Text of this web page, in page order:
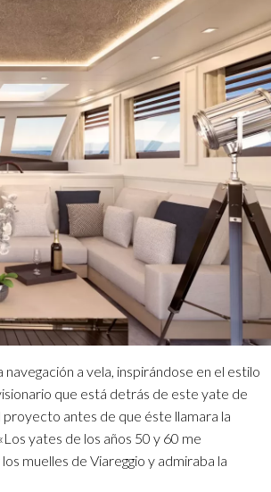
a vela, inspirándose en el estilo
que está detrás de este yate de
antes de que éste llamara la
yates de los años 50 y 60 me
muelles de Viareggio y admiraba la